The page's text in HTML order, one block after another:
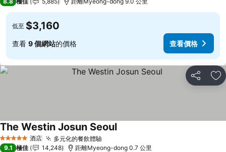
低至 $3,160
查看 9 個網站的價格 查看價格
分享 放
5 星級 酒店 多元化的餐飲體驗
The Westin Josun Seoul
9.1 極佳 14,248 距離Myeong-dong 0.7 公里